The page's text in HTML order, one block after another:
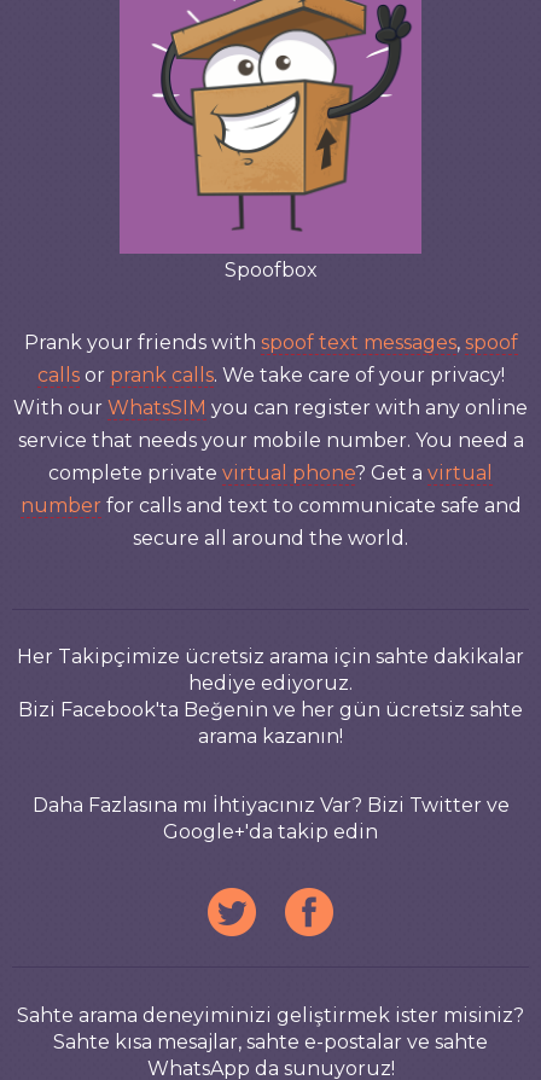
Spoofbox
Prank your friends with spoof text messages, spoof
callsor prank calls. We take care of your privacy!
With our WhatsSIM you can register with any online
service that needs your mobile number. You need a
complete private virtual phone? Get a virtual
number for calls and text to communicate safe and
secure all around the world.
Her Takipçimize ücretsiz arama için sahte dakikalar
hediye ediyoruz.
Bizi Facebook'ta Beğenin ve her gün ücretsiz sahte
arama kazanın!
Daha Fazlasına mı İhtiyacınız Var? Bizi Twitter ve
Google+'da takip edin
Sahte arama deneyiminizi geliştirmek ister misiniz?
Sahte kısa mesajlar, sahte e-postalar ve sahte
WhatsApp da sunuyoruz!